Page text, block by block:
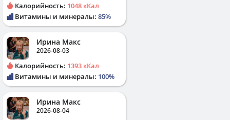
Калорийность: 1048 кКал
Витамины и минералы: 85%
Ирина Макс
2026-08-03
Калорийность: 1393 кКал
Витамины и минералы: 100%
Ирина Макс
2026-08-04